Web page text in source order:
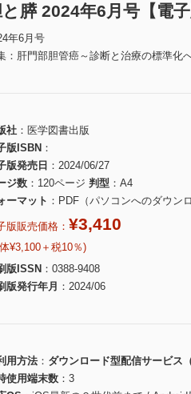
と膵 2024年6月号【電子
年6月号
：肝門部胆管癌～診断と治療の標準化
社
医学図書出版
版ISBN
版発売日
2024/06/27
ジ数
120ページ 判型
A4
ーマット
PDF（パソコンへのダウン
版販売価格： ¥3,410
¥3,100＋税10％)
版ISSN
0388-9408
版発行年月
2024/06
用方法
ダウンロード型配信サービス
使用端末数
3